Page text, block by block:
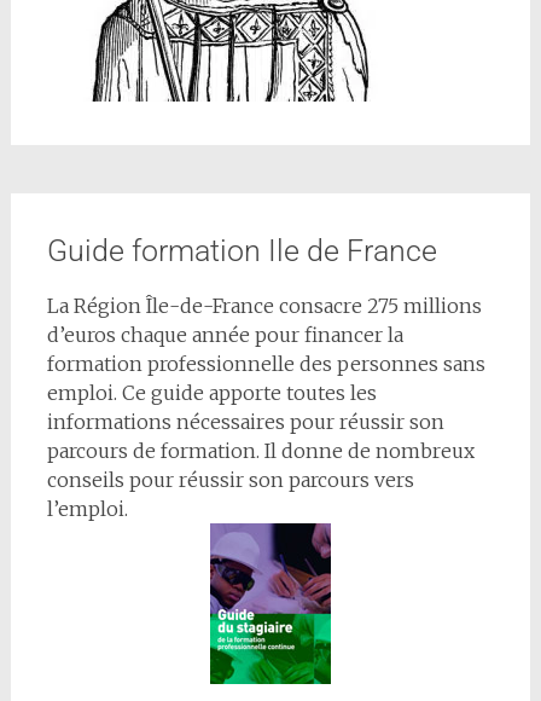
Guide formation Ile de France
La Région Île-de-France consacre 275 millions
d’euros chaque année pour financer la
formation professionnelle des personnes sans
emploi. Ce guide apporte toutes les
informations nécessaires pour réussir son
parcours de formation. Il donne de nombreux
conseils pour réussir son parcours vers
l’emploi.